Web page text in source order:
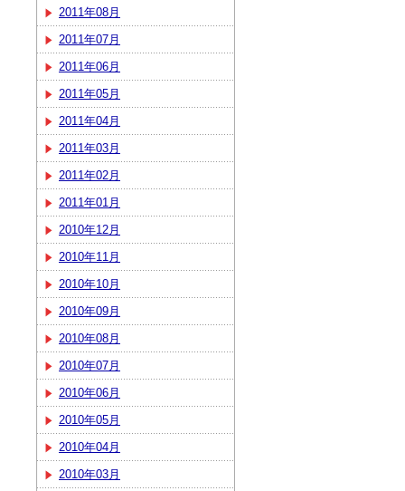
2011年08月
2011年07月
2011年06月
2011年05月
2011年04月
2011年03月
2011年02月
2011年01月
2010年12月
2010年11月
2010年10月
2010年09月
2010年08月
2010年07月
2010年06月
2010年05月
2010年04月
2010年03月